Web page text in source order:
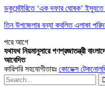
ডকুমেন্টারিতে ‘এক দফার ঘোষক’
তিন উপজেলার বন্যা কবলিত এলাকা
পরেআগে
যথাযথ নিয়মানুসারে গণপ্রজাতন্ত্রী
আবেদিত
কারিগরি সহযোগীতায়ঃ কোডেক্স